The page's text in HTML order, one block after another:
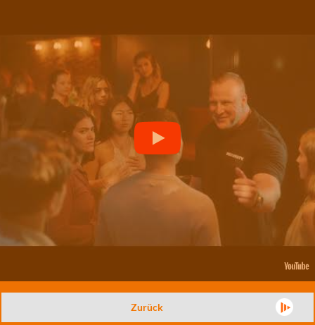
Zurück